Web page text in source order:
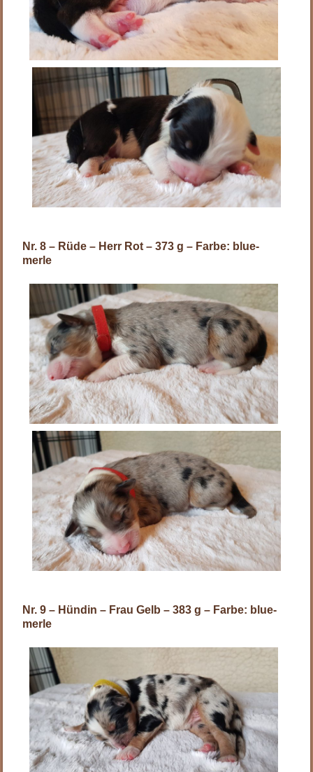
Nr. 8 – Rüde – Herr Rot – 373 g – Farbe: blue-
merle
Nr. 9 – Hündin – Frau Gelb – 383 g – Farbe: blue-
merle